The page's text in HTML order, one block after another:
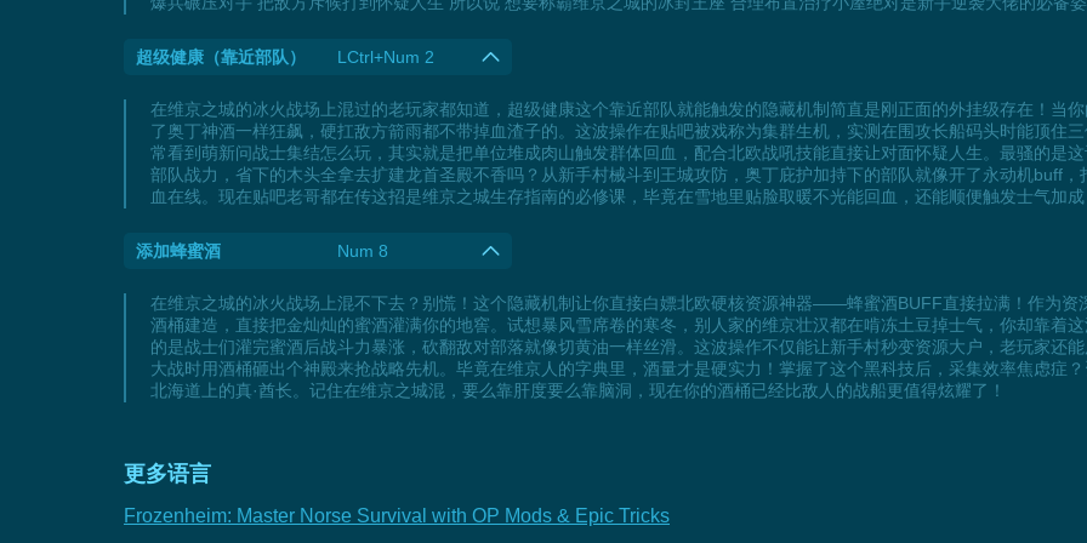
超级健康（靠近部队） LCtrl+Num 2
在维京之城的冰火战场上混过的老玩家都知道，超级健康这个靠近部队就能触发的隐藏机制简直是刚正面的外挂级存在！当
了奥丁神酒一样狂飙，硬扛敌方箭雨都不带掉血渣子的。这波操作在贴吧被戏称为集群生机，实测在围攻长船码头时能顶住
常看到萌新问战士集结怎么玩，其实就是把单位堆成肉山触发群体回血，配合北欧战吼技能直接让对面怀疑人生。最骚的是
部队战力，省下的木头全拿去扩建龙首圣殿不香吗？从新手村械斗到王城攻防，奥丁庇护加持下的部队就像开了永动机buff
血在线。现在贴吧老哥都在传这招是维京之城生存指南的必修课，毕竟在雪地里贴脸取暖不光能回血，还能顺便触发士气加
添加蜂蜜酒 Num 8
在维京之城的冰火战场上混不下去？别慌！这个隐藏机制让你直接白嫖北欧硬核资源神器——蜂蜜酒BUFF直接拉满！作为资
酒桶建造，直接把金灿灿的蜜酒灌满你的地窖。试想暴风雪席卷的寒冬，别人家的维京壮汉都在啃冻土豆掉士气，你却靠着
的是战士们灌完蜜酒后战斗力暴涨，砍翻敌对部落就像切黄油一样丝滑。这波操作不仅能让新手村秒变资源大户，老玩家还
大战时用酒桶砸出个神殿来抢战略先机。毕竟在维京人的字典里，酒量才是硬实力！掌握了这个黑科技后，采集效率焦虑症
北海道上的真·酋长。记住在维京之城混，要么靠肝度要么靠脑洞，现在你的酒桶已经比敌人的战船更值得炫耀了！
更多语言
Frozenheim: Master Norse Survival with OP Mods & Epic Tricks